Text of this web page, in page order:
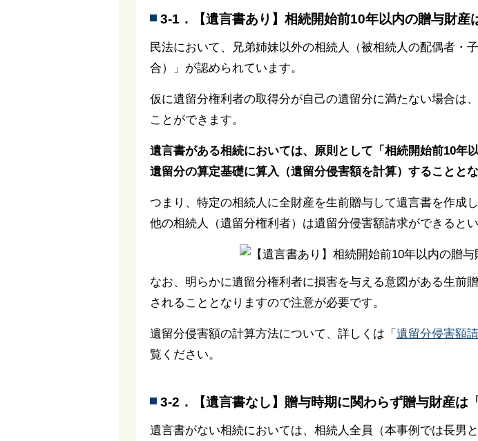
3-1．【遺言書あり】相続開始前10年以内の贈与財産
民法において、兄弟姉妹以外の相続人（被相続人の配偶者・
合）」が認められています。
仮に遺留分権利者の取得分が自己の遺留分に満たない場合は
ことができます。
遺言書がある相続においては、原則として「相続開始前10年
遺留分の算定基礎に算入（遺留分侵害額を計算）することとな
つまり、特定の相続人に全財産を生前贈与して遺言書を作成
他の相続人（遺留分権利者）は遺留分侵害額請求ができるとい
なお、明らかに遺留分権利者に損害を与える意図がある生前
されることとなりますので注意が必要です。
遺留分侵害額の計算方法について、詳しくは「 遺留分侵害額
覧ください。
3-2．【遺言書なし】贈与時期に関わらず贈与財産は
遺言書がない相続においては、相続人全員（本事例では長男